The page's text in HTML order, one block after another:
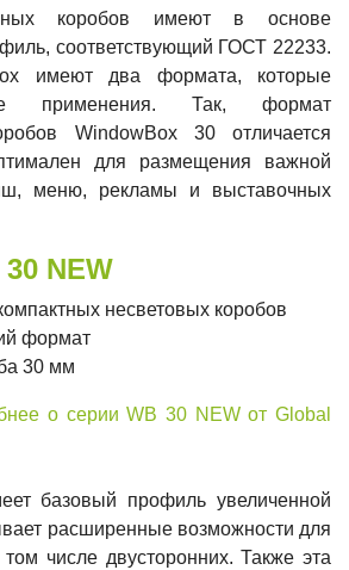
коробов имеют в основе
соответствующий ГОСТ 22233.
имеют два формата, которые
применения. Так, формат
WindowBox 30 отличается
для размещения важной
меню, рекламы и выставочных
NEW
несветовых коробов
формат
30 мм
о серии WB 30 NEW от Global
базовый профиль увеличенной
расширенные возможности для
числе двусторонних. Также эта